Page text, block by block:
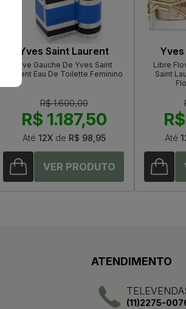
Yves Saint Laurent
Rive Gauche De Yves Saint
Laurent Eau De Toilette Feminino
R$ 1.600,00
R$ 1.187,50
Até 12Xde R$ 98,95
Libre
Saint
Até
ATENDIMENTO
(11)2275-